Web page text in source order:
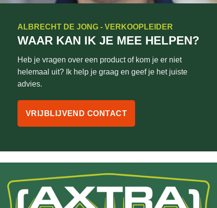
ALBRECHT DE JONG - VERKOOPLEIDER
WAAR KAN IK JE MEE HELPEN?
Heb je vragen over een product of kom je er niet
helemaal uit? Ik help je graag en geef je het juiste
advies.
VRIJBLIJVEND CONTACT